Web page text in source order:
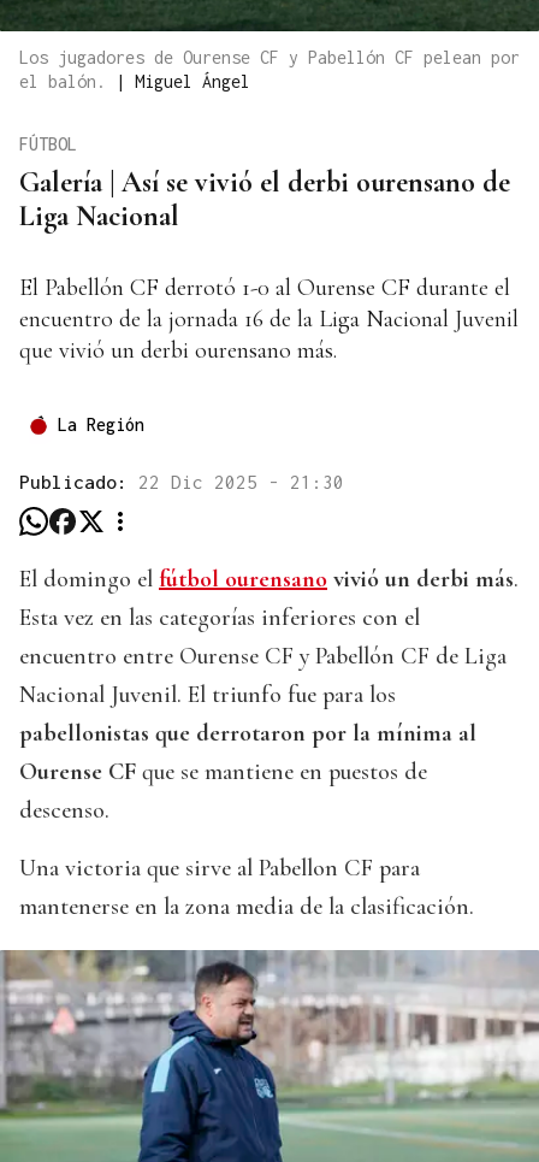
Los jugadores de Ourense CF y Pabellón CF pelean por
el balón.
| Miguel Ángel
Galería | Así se vivió el derbi ourensano de
Liga Nacional
FÚTBOL
El Pabellón CF derrotó 1-0 al Ourense CF durante el
encuentro de la jornada 16 de la Liga Nacional Juvenil
que vivió un derbi ourensano más.
La Región
Publicado: 22 Dic 2025 - 21:30
El domingo el fútbol ourensano vivió un derbi más.
Esta vez en las categorías inferiores con el
encuentro entre Ourense CF y Pabellón CF de Liga
Nacional Juvenil. El triunfo fue para los
pabellonistas que derrotaron por la mínima al
Ourense CF que se mantiene en puestos de
descenso.
Una victoria que sirve al Pabellon CF para
mantenerse en la zona media de la clasificación.